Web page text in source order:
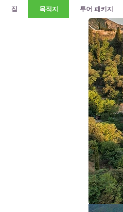
집 목적지 투어 패키지